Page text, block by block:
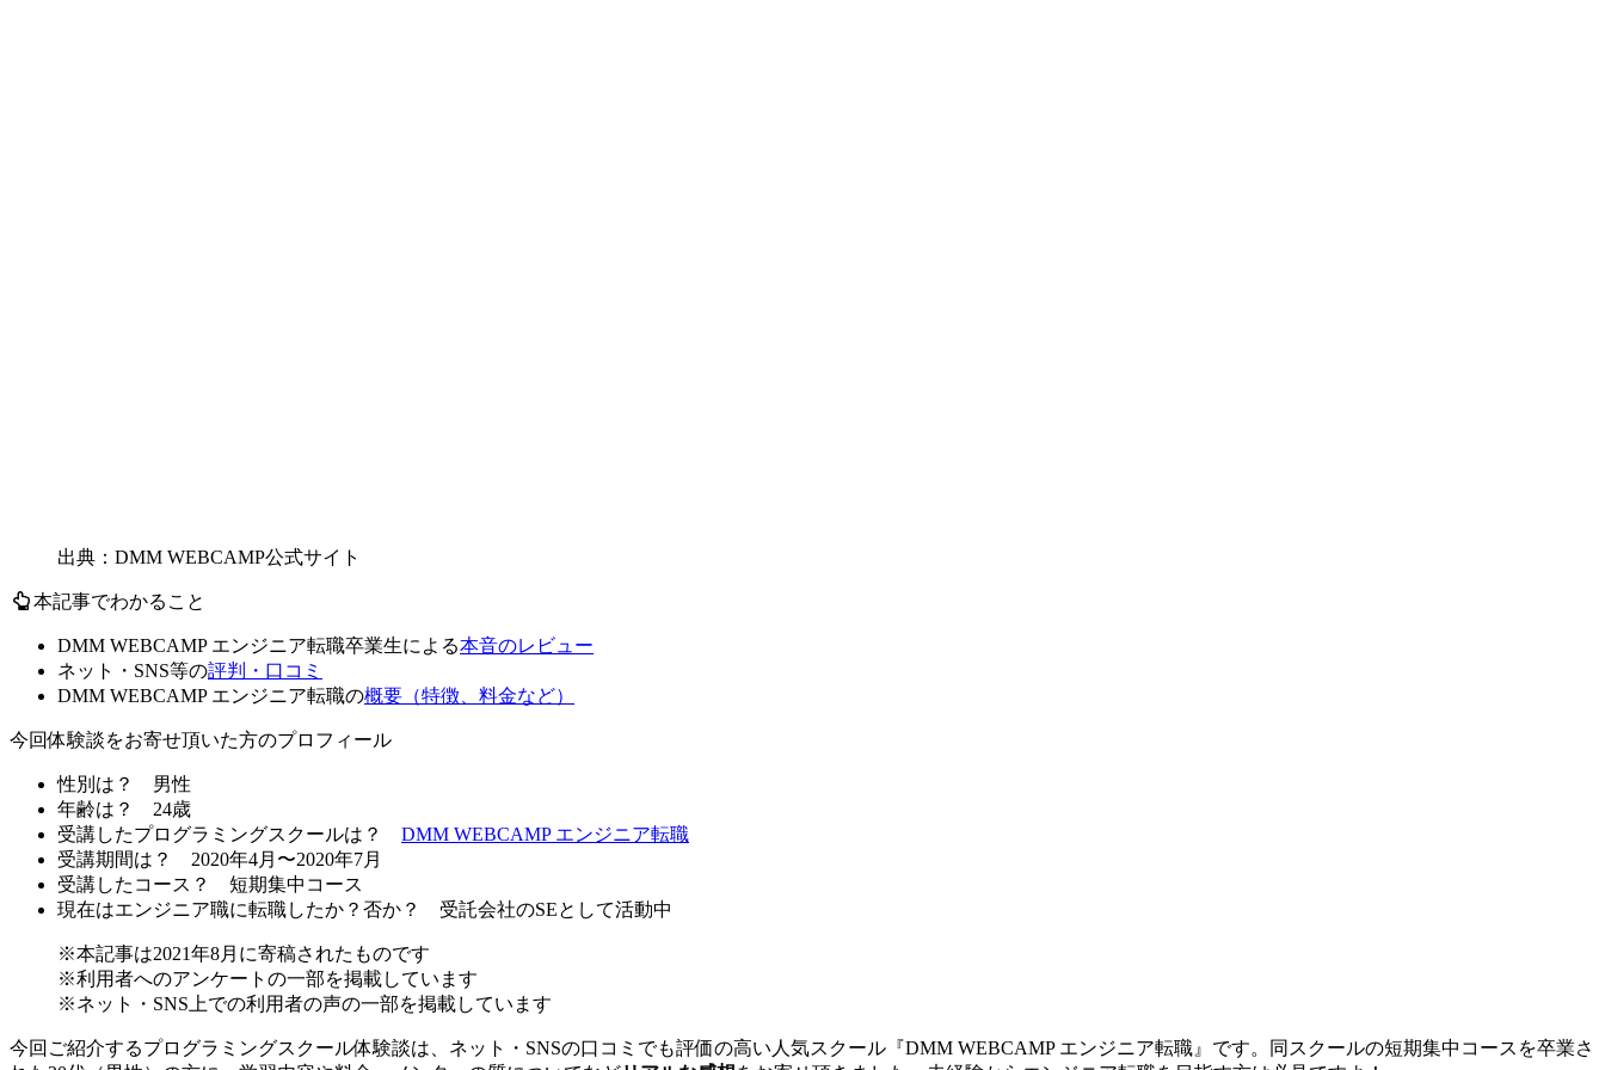
出典：DMM WEBCAMP公式サイト
本記事でわかること
DMM WEBCAMP エンジニア転職卒業生による本音のレビュー
ネット・SNS等の評判・口コミ
DMM WEBCAMP エンジニア転職の概要（特徴、料金など）
今回体験談をお寄せ頂いた方のプロフィール
性別は？ 男性
年齢は？ 24歳
受講したプログラミングスクールは？ DMM WEBCAMP エンジニア転職
受講期間は？ 2020年4月〜2020年7月
受講したコース？ 短期集中コース
現在はエンジニア職に転職したか？否か？ 受託会社のSEとして活動中
※本記事は2021年8月に寄稿されたものです
※利用者へのアンケートの一部を掲載しています
※ネット・SNS上での利用者の声の一部を掲載しています
今回ご紹介するプログラミングスクール体験談は、ネット・SNSの口コミでも評価の高い人気スクール『DMM WEBCAMP エンジニア転職』 です。同スクールの短期集中コースを卒業さ